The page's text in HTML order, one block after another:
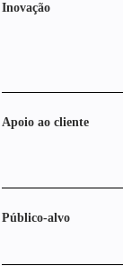
Inovação
Apoio ao cliente
Público-alvo